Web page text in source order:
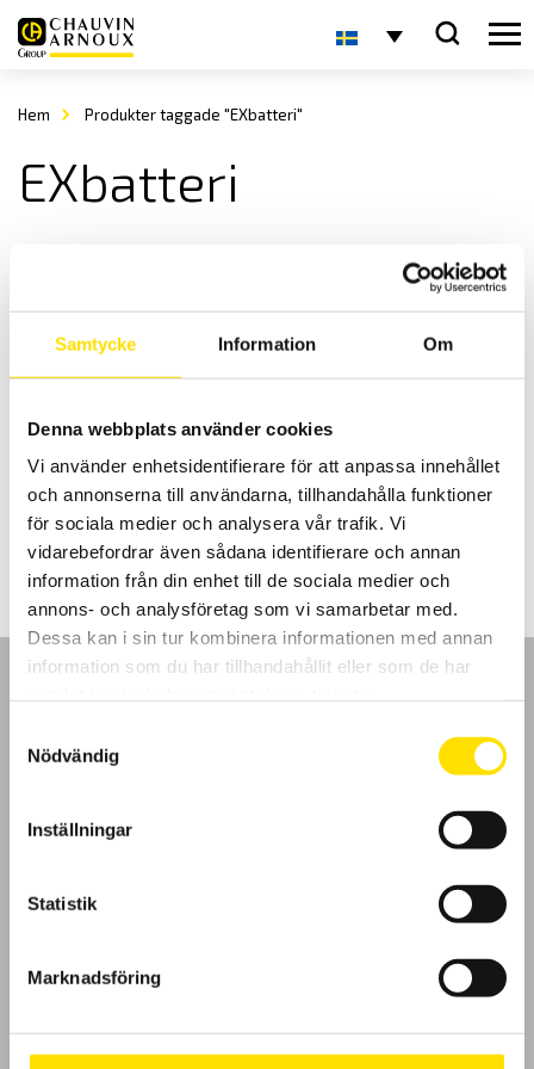
Samtycke Information Om
Denna webbplats använder cookies
Vi använder enhetsidentifierare för att anpassa innehållet
och annonserna till användarna, tillhandahålla funktioner
för sociala medier och analysera vår trafik. Vi
vidarebefordrar även sådana identifierare och annan
information från din enhet till de sociala medier och
annons- och analysföretag som vi samarbetar med.
Dessa kan i sin tur kombinera informationen med annan
information som du har tillhandahållit eller som de har
Nödvändig
Inställningar
Statistik
Marknadsföring
Hem Produkter taggade "EXbatteri"
EXbatteri
Batterier till MTX3297Ex
Batterisats för multimter MTX3297Ex.
670.00kr LÄS MER